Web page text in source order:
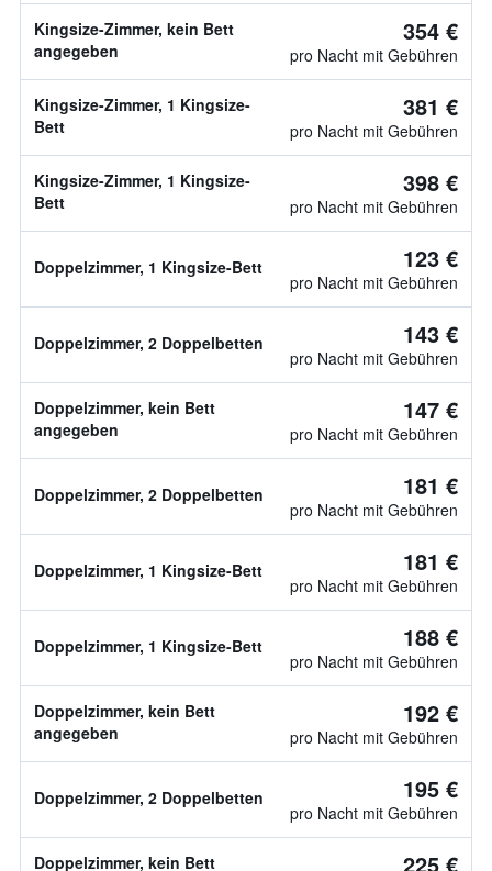
Kingsize-Zimmer, kein Bett
angegeben
354 €
pro Nacht mit Gebühren
Kingsize-Zimmer, 1 Kingsize-
Bett
381 €
pro Nacht mit Gebühren
Kingsize-Zimmer, 1 Kingsize-
Bett
398 €
pro Nacht mit Gebühren
Doppelzimmer, 1 Kingsize-Bett 123 €
pro Nacht mit Gebühren
Doppelzimmer, 2 Doppelbetten 143 €
pro Nacht mit Gebühren
Doppelzimmer, kein Bett
angegeben
147 €
pro Nacht mit Gebühren
Doppelzimmer, 2 Doppelbetten 181 €
pro Nacht mit Gebühren
Doppelzimmer, 1 Kingsize-Bett 181 €
pro Nacht mit Gebühren
Doppelzimmer, 1 Kingsize-Bett 188 €
pro Nacht mit Gebühren
Doppelzimmer, kein Bett
angegeben
192 €
pro Nacht mit Gebühren
Doppelzimmer, 2 Doppelbetten 195 €
pro Nacht mit Gebühren
Doppelzimmer, kein Bett 225 €